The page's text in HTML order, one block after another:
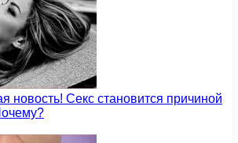
новость! Секс становится причиной